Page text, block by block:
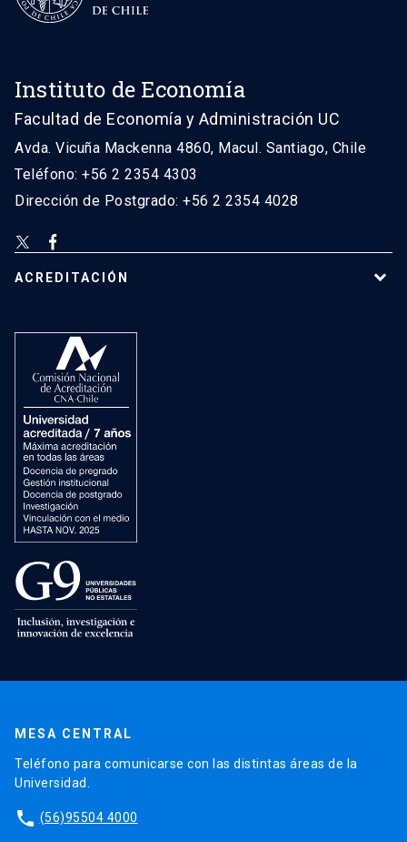
Instituto de Economía
Facultad de Economía y Administración UC
Avda. Vicuña Mackenna 4860, Macul. Santiago, Chile
Teléfono: +56 2 2354 4303
Dirección de Postgrado: +56 2 2354 4028
ACREDITACIÓN
MESA CENTRAL
Teléfono para comunicarse con las distintas áreas de la
Universidad.
phone (56)95504 4000